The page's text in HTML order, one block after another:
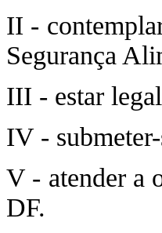
II -
Segurança
III - estar
IV -
V - atender a
DF.